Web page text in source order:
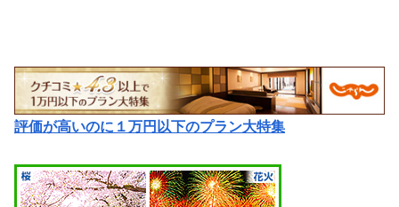
評価が高いのに１万円以下のプラン大特集